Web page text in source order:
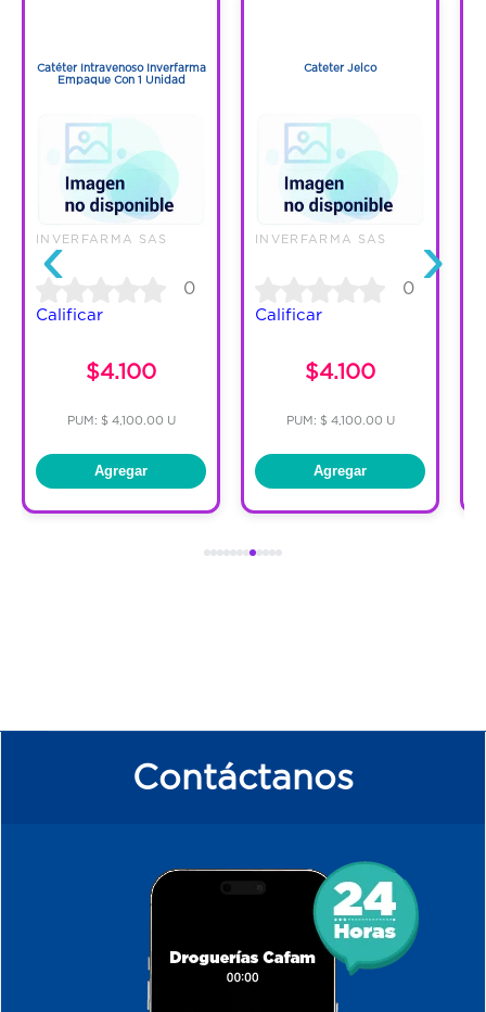
‹
Catéter Intravenoso Inverfarma
Empaque Con 1 Unidad
INVERFARMA SAS
0
Calificar
$4.100
PUM: $ 4,100.00 U
Agregar
Cateter Jelco
INVERFARMA SAS
0
Calificar
$4.100
PUM: $ 4,100.00 U
Agregar
›
Contáctanos